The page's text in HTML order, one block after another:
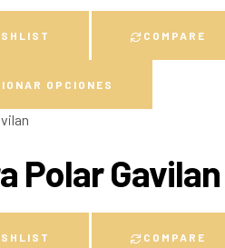
COMPARE
OPCIONES
Polar Gavilan
COMPARE